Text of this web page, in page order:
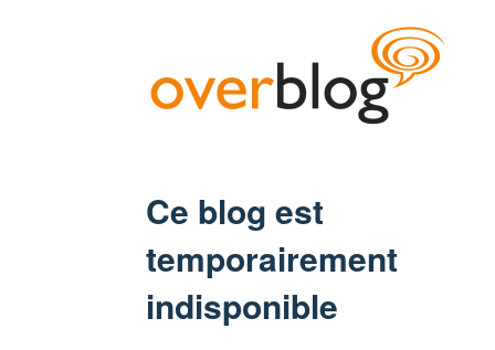
Ce blog est
temporairement
indisponible